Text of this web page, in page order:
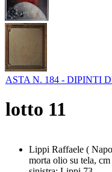
ASTA N. 184 - DIPINTI
lotto 11
Lippi Raffaele (
morta olio su tela,